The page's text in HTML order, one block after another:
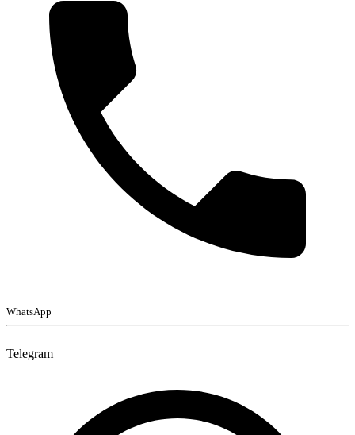
WhatsApp
Telegram